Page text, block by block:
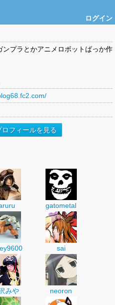
ログイン
ンプラとかアニメロボットばっか作
フィールを見る
gatometal
sai
みや neoron